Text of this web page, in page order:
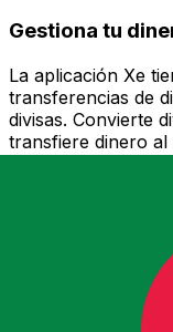
Gestiona tu
La aplicación Xe
transferencias de
divisas. Convierte
transfiere dinero al